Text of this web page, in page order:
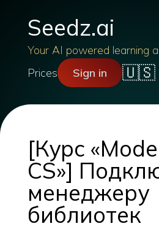
Seedz.ai
Your AI powered learning
Prices
Sign in 🇺🇸
[Курс
CS»]
менеджеру
библиотек